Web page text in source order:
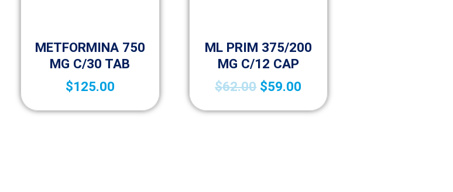
METFORMINA 750
MG C/30 TAB
$125.00
ML PRIM 375/200
MG C/12 CAP
$62.00 $59.00